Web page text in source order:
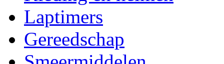
Laptimers
Gereedschap